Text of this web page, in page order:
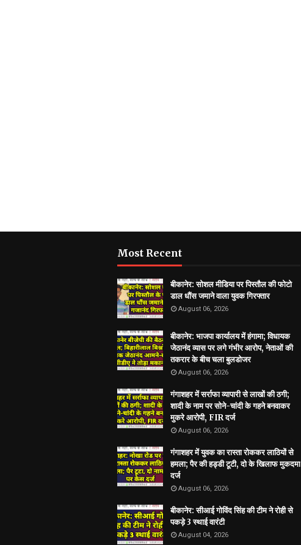
Most Recent
बीकानेर: सोशल मीडिया पर पिस्तौल की फोटो
डाल धौंस जमाने वाला युवक गिरफ्तार
August 06, 2026
बीकानेर: भाजपा कार्यालय में हंगामा; विधायक
जेठानंद व्यास पर लगे गंभीर आरोप, नेताओं की
तकरार के बीच चला बुलडोजर
August 06, 2026
गंगाशहर में सर्राफा व्यापारी से लाखों की ठगी;
शादी के नाम पर सोने-चांदी के गहने बनवाकर
मुकरे आरोपी, FIR दर्ज
August 06, 2026
गंगाशहर में युवक का रास्ता रोककर लाठियों से
हमला; पैर की हड्डी टूटी, दो के खिलाफ मुकदमा
दर्ज
August 06, 2026
बीकानेर: सीआई गोविंद सिंह की टीम ने रोही से
पकड़े 3 स्थाई वारंटी
August 04, 2026